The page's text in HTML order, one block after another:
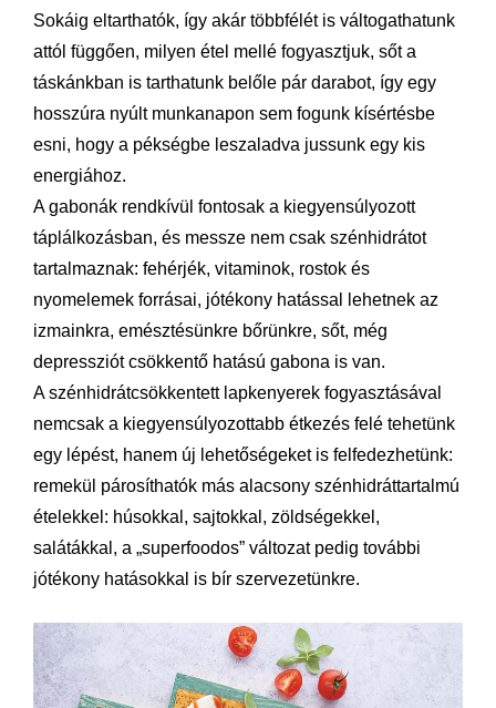
Sokáig eltarthatók, így akár többfélét is váltogathatunk
attól függően, milyen étel mellé fogyasztjuk, sőt a
táskánkban is tarthatunk belőle pár darabot, így egy
hosszúra nyúlt munkanapon sem fogunk kísértésbe
esni, hogy a pékségbe leszaladva jussunk egy kis
energiához.
A gabonák rendkívül fontosak a kiegyensúlyozott
táplálkozásban, és messze nem csak szénhidrátot
tartalmaznak: fehérjék, vitaminok, rostok és
nyomelemek forrásai, jótékony hatással lehetnek az
izmainkra, emésztésünkre bőrünkre, sőt, még
depressziót csökkentő hatású gabona is van.
A szénhidrátcsökkentett lapkenyerek fogyasztásával
nemcsak a kiegyensúlyozottabb étkezés felé tehetünk
egy lépést, hanem új lehetőségeket is felfedezhetünk:
remekül párosíthatók más alacsony szénhidráttartalmú
ételekkel: húsokkal, sajtokkal, zöldségekkel,
salátákkal, a „superfoodos” változat pedig további
jótékony hatásokkal is bír szervezetünkre.